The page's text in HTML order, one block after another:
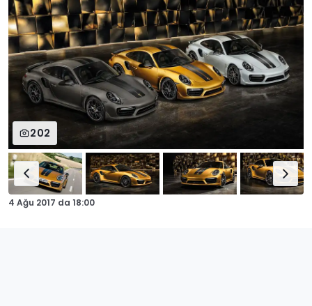
202
4 Ağu 2017 da 18:00